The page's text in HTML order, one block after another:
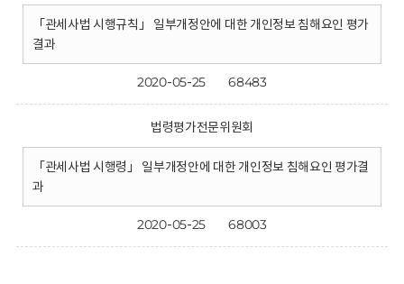
「관세사법 시행규칙」 일부개정안에 대한 개인정보 침해요인 평가
결과
2020-05-25 68483
법령평가전문위원회
「관세사법 시행령」 일부개정안에 대한 개인정보 침해요인 평가결
과
2020-05-25 68003